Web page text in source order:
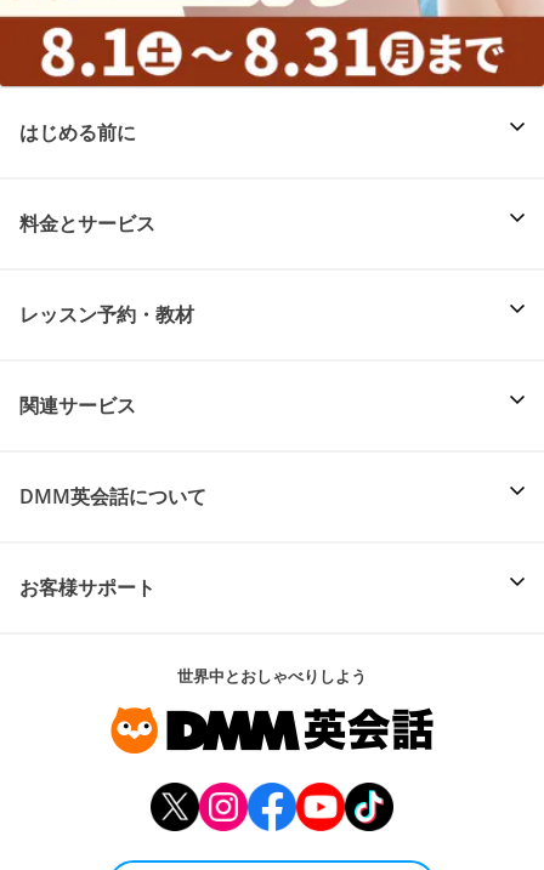
はじめる前に
料金とサービス
レッスン予約・教材
関連サービス
DMM英会話について
お客様サポート
世界中とおしゃべりしよう